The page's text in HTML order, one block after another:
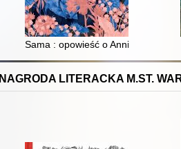
Sama : opowieść o Annie Bilińskiej
NAGRODA LITERACKA M.ST.